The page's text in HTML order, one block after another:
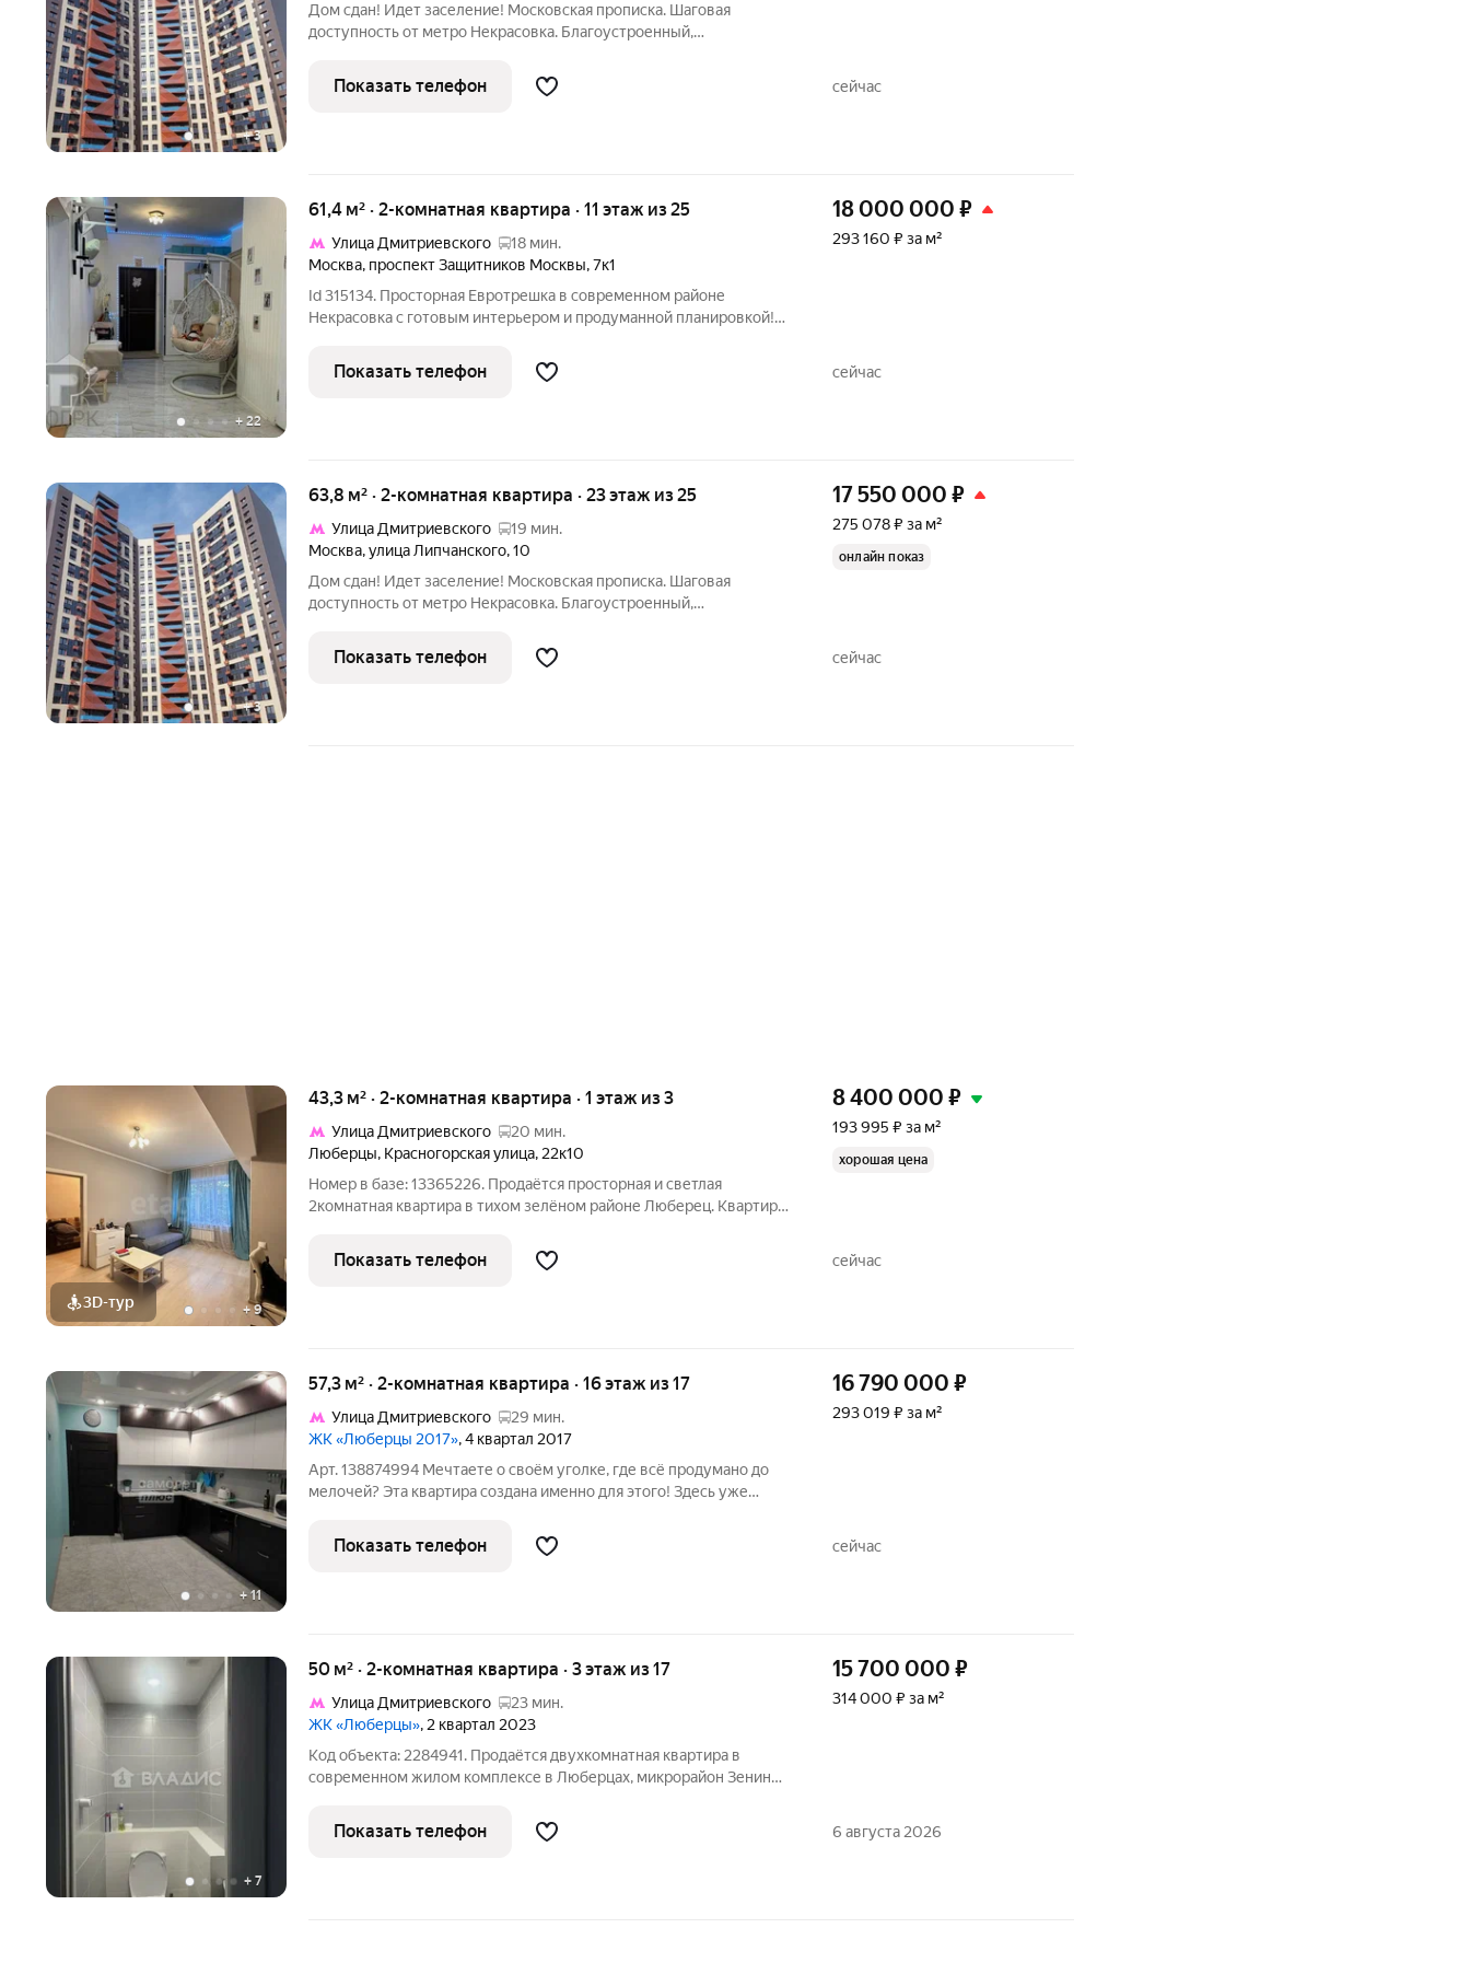
+3
Дом сдан! Идет заселение! Московская прописка. Шаговая
доступность от метро Некрасовка. Благоустроенный,
детских и спортивных площадок. Новые действующие школа,
детские сады, поликлиника. Возле
Показать телефон сейчас
+ 22
61,4 м² · 2-комнатная квартира · 11 этаж из 25
Улица Дмитриевского
18 мин.
Москва, проспект Защитников Москвы,7к1
Id 315134. Просторная Евротрешка в современном районе
Некрасовка с готовым интерьером и продуманной планировкой!
готовое пространство для комфортной городской жизни.
Реальная площадь объекта
18 000 000 ₽
293 160 ₽ за м²
Показать телефон сейчас
+3
63,8 м² · 2-комнатная квартира · 23 этаж из 25
Улица Дмитриевского
19 мин.
Москва,улица Липчанского,10
Дом сдан! Идет заселение! Московская прописка. Шаговая
доступность от метро Некрасовка. Благоустроенный,
детских и спортивных площадок. Новые действующие школа,
детские сады, поликлиника. Возле
17 550 000 ₽
275 078 ₽ за м²
онлайн показ
Показать телефон сейчас
3D-тур +9
43,3 м² · 2-комнатная квартира · 1 этаж из 3
Улица Дмитриевского
20 мин.
Люберцы, Красногорская улица, 22к10
Номер в базе: 13365226. Продаётся просторная и светлая
2комнатная квартира в тихом зелёном районе Люберец. Квартира
с продуманной перепланировкой, остаётся мебель можно заехать
сразу без
8 400 000 ₽
193 995 ₽ за м²
хорошая цена
Показать телефон сейчас
+ 11
57,3 м² · 2-комнатная квартира · 16 этаж из 17
Улица Дмитриевского
29 мин.
ЖК «Люберцы 2017», 4 квартал 2017
Арт. 138874994 Мечтаете о своём уголке, где всё продумано до
мелочей? Эта квартира создана именно для этого! Здесь уже
бесконечных походов в строительный магазин. Всё остаётся:
кухня, спальные
16 790 000 ₽
293 019 ₽ за м²
Показать телефон сейчас
+ 7
50 м² · 2-комнатная квартира · 3 этаж из 17
Улица Дмитриевского
23 мин.
ЖК «Люберцы», 2 квартал 2023
Код объекта: 2284941. Продаётся двухкомнатная квартира в
современном жилом комплексе в Люберцах, микрорайон Зенино
комфортное жильё в развитом районе. Квартира расположена на
3 этаже 17-этажного
15 700 000 ₽
314 000 ₽ за м²
Показать телефон 6 августа 2026